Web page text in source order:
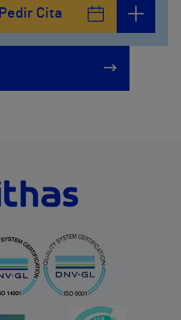
Pedir Cita